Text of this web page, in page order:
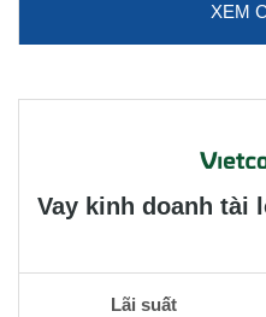
XEM
Vay kinh doanh tài
Lãi suất